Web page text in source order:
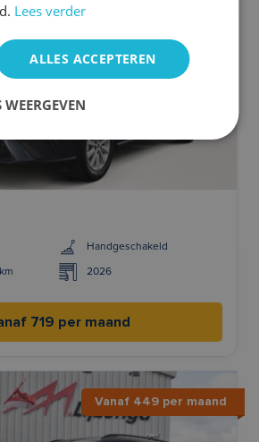
Handgeschakeld
2026
719 per maand
Vanaf 449 per maand
Lees verder
ALLES ACCEPTEREN
WEERGEVEN